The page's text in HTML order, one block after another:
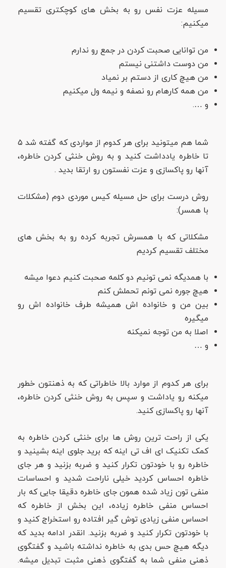
مسیله عزت نفس رو به بخش های کوچکتری تقسیم
میکنیم:
من توانایی صحبت کردن در جمع رو ندارم
من دوست داشتنی نیستم
من هیچ کاری از دستم بر نمیاد
من همه کارهام رو نصفه و نیمه ول میکنیم
و ….
شما هم میتونید برای هر کدوم از مواردی که گفته شد ۵
تا خاطره یادداشت کنید و به روش خنثی کردن خاطره،
آنها رو پاکسازی و عزت نفستون رو ارتقا بدید .
روش درست برای حل مسیله کیس موردی دوم (مشکلات
با همسر):
مشکلاتی که با همسرش تجربه کرده رو به بخش های
مختلف تقسیم کردیم
با همدیگه نمی تونیم دو کلمه صحبت کنیم دعوا میشه
هیچ جوره نمی تونم تحملش کنم
بین من و خانواده اش همیشه طرف خانواده اش رو
میگیره
اصلا به من توجه نمیکنه
و …
برای هر کدوم از موارد بالا خاطراتی که به ذهنتون خطور
میکنه رو یاداشت و سپس به روش خنثی کردن خاطره،
آنها رو پاکسازی کنید.
یکی از راحت ترین روش ها برای خنثی کردن خاطره به
کمک تکنیک ای اف تی اینه که برید جلوی اینه بشینید و
خاطره رو با خودتون تکرار کنید و ضربه بزنید و هر جای
خاطره احساس کردید خیلی ناراحت شدید و احساسات
منفی تون زیاد شده همون جای خاطره دقیقا جایی که بار
احساس منفی خاطره زیاده، این بخش از خاطره که
احساس منفی زیادی توش گیر افتاده رو استخراج کنید و
با خودتون تکرار کنید و ضربه بزنید. انقدر ادامه بدید که
دیگه هیچ حس بدی به خاطره نداشته باشید و گفتگوی
ذهنی منفی شما به گفتگوی ذهنی مثبت تبدیل میشه.